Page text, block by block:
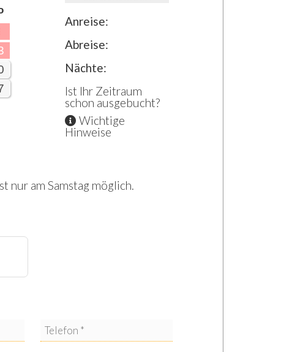
Anreise:
Abreise:
Nächte:
Ist Ihr Zeitraum
schon ausgebucht?
Wichtige
Hinweise
nur am Samstag möglich.